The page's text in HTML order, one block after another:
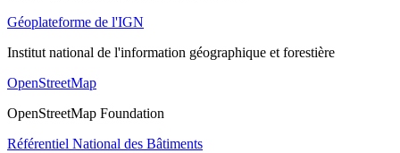
Géoplateforme de l'IGN
Institut national de l'information géographique et forestière
OpenStreetMap
OpenStreetMap Foundation
Référentiel National des Bâtiments